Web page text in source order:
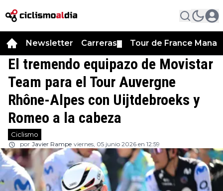
Newsletter Carreras Tour de France
El tremendo equipazo de Movistar
Team para el Tour Auvergne
Rhône-Alpes con Uijtdebroeks y
Romeo a la cabeza
Ciclismo
por Javier Rampe viernes, 05 junio 2026 en 12:59